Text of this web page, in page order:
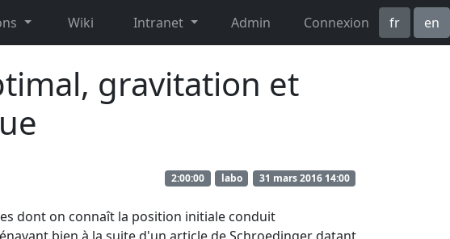
Wiki Intranet Admin Connexion fr en
gravitation et
31 mars 2016 14:00
labo
2:00:00
dont on connaît la position initiale conduit